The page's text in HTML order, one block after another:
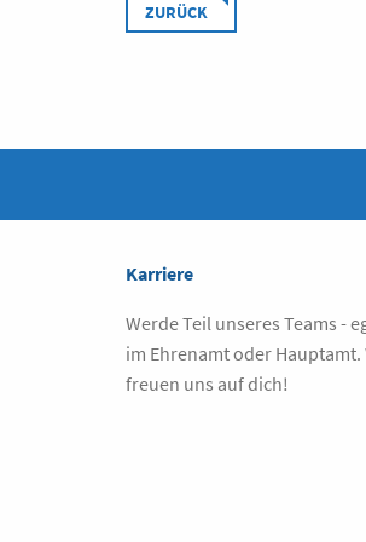
ZURÜCK
Karriere
Werde Teil unseres Teams -
im Ehrenamt oder Hauptamt.
freuen uns auf dich!